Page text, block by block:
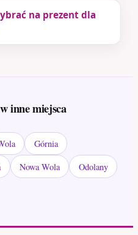
na prezent dla
inne miejsca
Górnia
Nowa Wola
Odolany